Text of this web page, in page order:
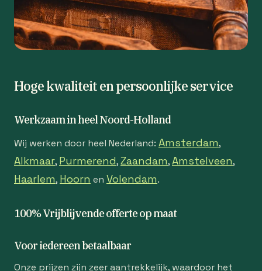
Hoge kwaliteit en persoonlijke service
Werkzaam in heel Noord-Holland
Wij werken door heel Nederland: Amsterdam,
Alkmaar, Purmerend,Zaandam,Amstelveen,
Haarlem, Hoorn en Volendam.
100% Vrijblijvende offerte op maat
Voor iedereen betaalbaar
Onze prijzen zijn zeer aantrekkelijk, waardoor het